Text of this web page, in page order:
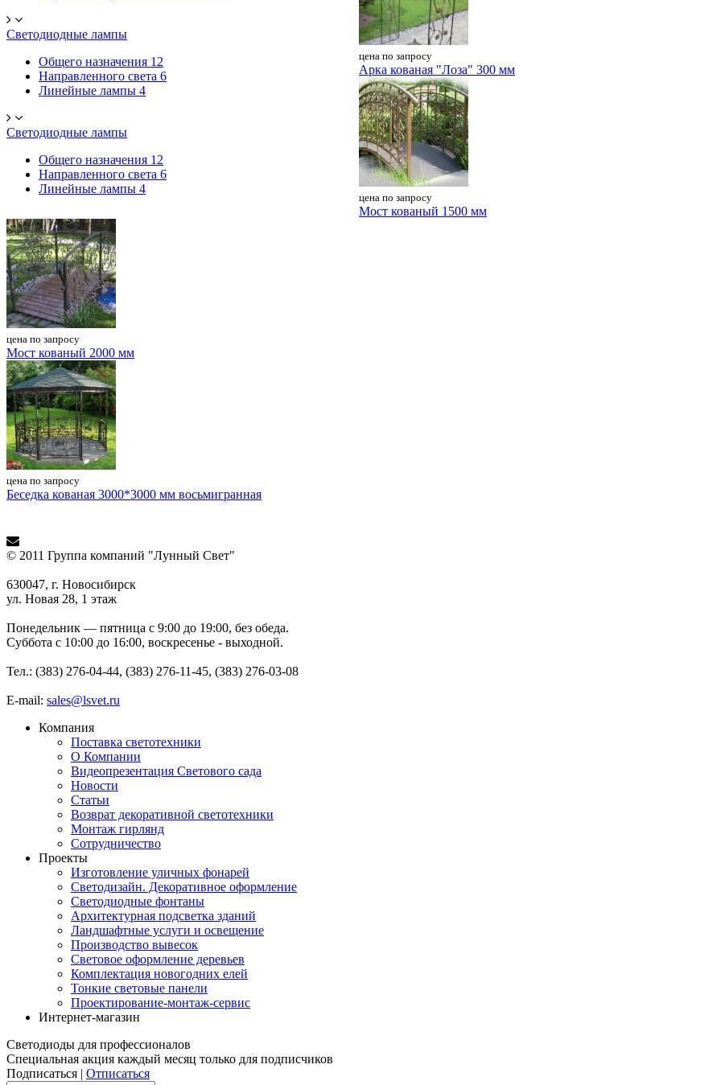
Светодиодные лампы
Общего назначения 12
Направленного света 6
Линейные лампы 4
Светодиодные лампы
Общего назначения 12
Направленного света 6
Линейные лампы 4
цена по запросу
Арка кованая "Лоза" 300 мм
цена по запросу
Мост кованый 1500 мм
цена по запросу
Мост кованый 2000 мм
цена по запросу
Беседка кованая 3000*3000 мм восьмигранная
© 2011 Группа компаний "Лунный Свет"
630047, г. Новосибирск
ул. Новая 28, 1 этаж
Понедельник — пятница с 9:00 до 19:00, без обеда.
Суббота с 10:00 до 16:00, воскресенье - выходной.
Тел.: (383) 276-04-44, (383) 276-11-45, (383) 276-03-08
E-mail: sales@lsvet.ru
Компания
Поставка светотехники
О Компании
Видеопрезентация Светового сада
Новости
Статьи
Возврат декоративной светотехники
Монтаж гирлянд
Сотрудничество
Проекты
Изготовление уличных фонарей
Светодизайн. Декоративное оформление
Светодиодные фонтаны
Архитектурная подсветка зданий
Ландшафтные услуги и освещение
Производство вывесок
Световое оформление деревьев
Комплектация новогодних елей
Тонкие световые панели
Проектирование-монтаж-сервис
Интернет-магазин
Светодиоды для профессионалов
Специальная акция каждый месяц только для подписчиков
Подписаться | Отписаться